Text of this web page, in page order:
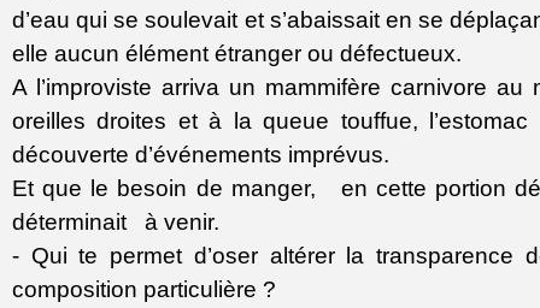
d’eau qui se soulevait et s’abaissait en se
elle aucun élément étranger ou défectueux.
A l’improviste arriva un mammifère carnivore au
oreilles droites et à la queue touffue,
découverte d’événements imprévus.
Et que le besoin de manger, en cette portion
déterminait à venir.
- Qui te permet d’oser altérer la transparence
composition particulière ?